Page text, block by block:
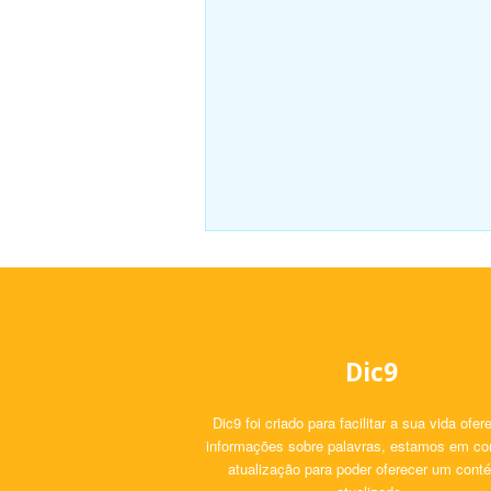
Dic9
Dic9 foi criado para facilitar a sua vida
informações sobre palavras, estamos em
atualização para poder oferecer um